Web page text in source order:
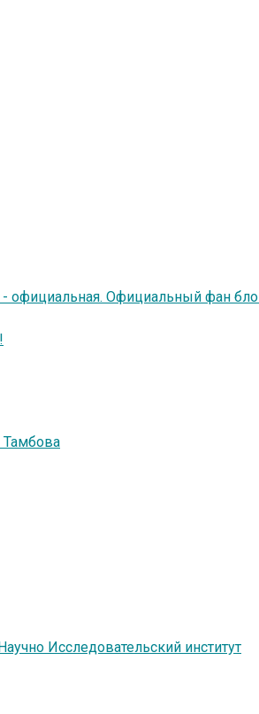
официальная. Официальный фан
Тамбова
Исcледовательский институт